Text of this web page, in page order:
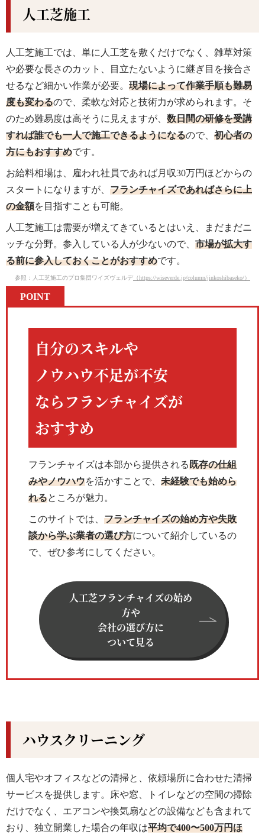
人工芝施工
人工芝施工では、単に人工芝を敷くだけでなく、雑草対策
や必要な長さのカット、目立たないように継ぎ目を接合さ
せるなど細かい作業が必要。 現場によって作業手順も難易
度も変わるので、柔軟な対応と技術力が求められます。そ
のため難易度は高そうに見えますが、 数日間の研修を受講
すれば誰でも一人で施工できるようになるので、 初心者の
方にもおすすめです。
お給料相場は、雇われ社員であれば月収30万円ほどからの
スタートになりますが、 フランチャイズであればさらに上
の金額を目指すことも可能。
人工芝施工は需要が増えてきているとはいえ、まだまだニ
ッチな分野。参入している人が少ないので、 市場が拡大す
る前に参入しておくことがおすすめです。
参照：人工芝施工のプロ集団ワイズヴェルデ （https://wiseverde.jp/column/jinkoshibaseko/）
POINT
自分のスキルや
ノウハウ不足が不安
ならフランチャイズが
おすすめ
フランチャイズは本部から提供される既存の仕組
みやノウハウを活かすことで、 未経験でも始めら
れるところが魅力。
このサイトでは、 フランチャイズの始め方や失敗
談から学ぶ業者の選び方について紹介しているの
で、ぜひ参考にしてください。
人工芝フランチャイズの始め
方や
会社の選び方に
ついて見る
ハウスクリーニング
個人宅やオフィスなどの清掃と、依頼場所に合わせた清掃
サービスを提供します。床や窓、トイレなどの空間の掃除
だけでなく、エアコンや換気扇などの設備なども含まれて
おり、独立開業した場合の年収は平均で400〜500万円ほ